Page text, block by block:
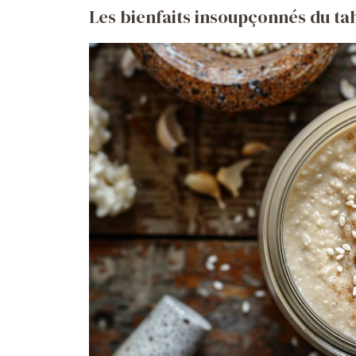
Les bienfaits insoupçonnés du